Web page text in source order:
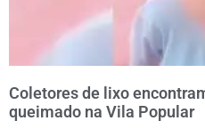
Coletores de lixo
queimado na Vila Popular